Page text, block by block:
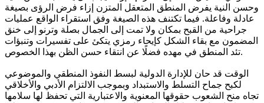
وحسن النية يفرض المنطق المتعقل المتزن إزاء فرض الرؤى بصيغة
عادلة وفاعلة. فيما تكتنف هذه الصيغة وفق استقراء الواقع عمليات
جراحية من القبح بمكان ولا تمت إلى الجمال بصلة وترنو إلى خنق
المضمون مع بقاء الشكل كإيحاء رمزي يتكئ على تفسيرات وتنبؤات
تئد المنطق في مهده فضلًا عن انتقاء حسن الظن بهذا الخصوص.
الوقت قد حان للإدارة الدولية لبسط النفوذ المنطقي والموضوعي
لكبح جماح التسلط والاستبداد وبموجب الالتزام الأدبي والأخلاقي
تجاه منح الشعوب حقوقها المعنوية والاعتبارية التي تحفظ لها سلامها